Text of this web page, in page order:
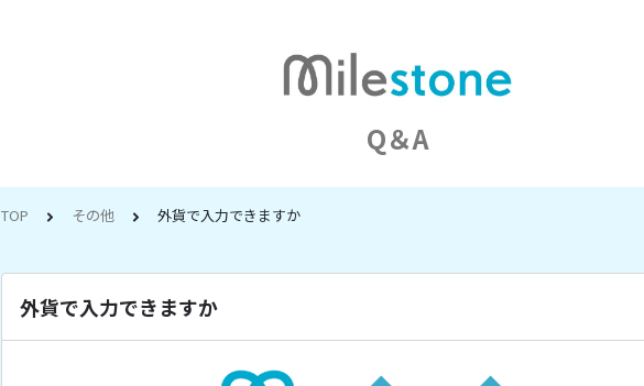
Q＆A
TOP その他 外貨で入力できますか
外貨で入力できますか